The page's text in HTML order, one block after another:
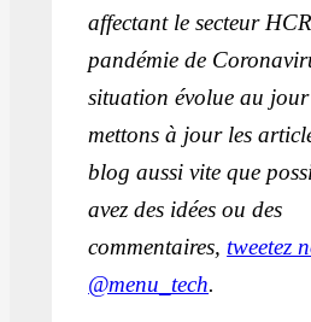
affectant le secteur
pandémie de
situation évolue au
mettons à jour les
blog aussi vite que
avez des idées ou des
commentaires, tweetez
@menu_tech.